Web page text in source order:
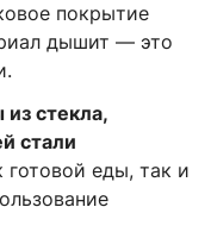
покрытие
дышит — это
стекла,
стали
готовой еды, так и